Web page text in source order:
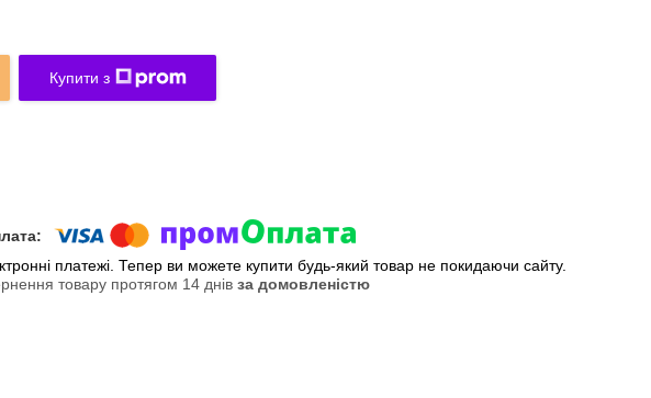
Купити з
платежі. Тепер ви можете купити будь-який товар не покидаючи сайту.
товару протягом 14 днів за домовленістю